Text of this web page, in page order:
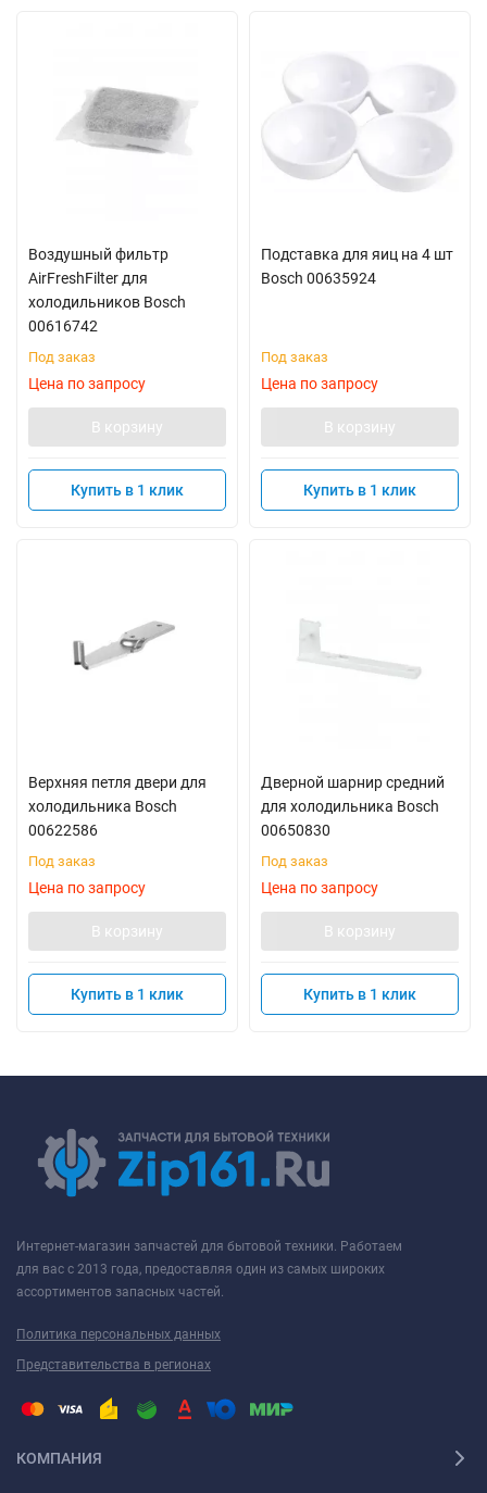
Воздушный фильтр
AirFreshFilter для
холодильников Bosch
00616742
Под заказ
Цена по запросу
В корзину
Купить в 1 клик
Подставка для яиц на 4 шт
Bosch 00635924
Под заказ
Цена по запросу
В корзину
Купить в 1 клик
Верхняя петля двери для
холодильника Bosch
00622586
Под заказ
Цена по запросу
В корзину
Купить в 1 клик
Дверной шарнир средний
для холодильника Bosch
00650830
Под заказ
Цена по запросу
В корзину
Купить в 1 клик
Интернет-магазин запчастей для бытовой техники. Работаем
для вас с 2013 года, предоставляя один из самых широких
ассортиментов запасных частей.
Политика персональных данных
Представительства в регионах
КОМПАНИЯ